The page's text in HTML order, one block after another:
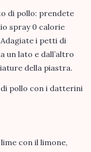
di pollo: prendete
spray 0 calorie
i petti di
un lato e dall’altro
della piastra.
pollo con i datterini
con il limone,